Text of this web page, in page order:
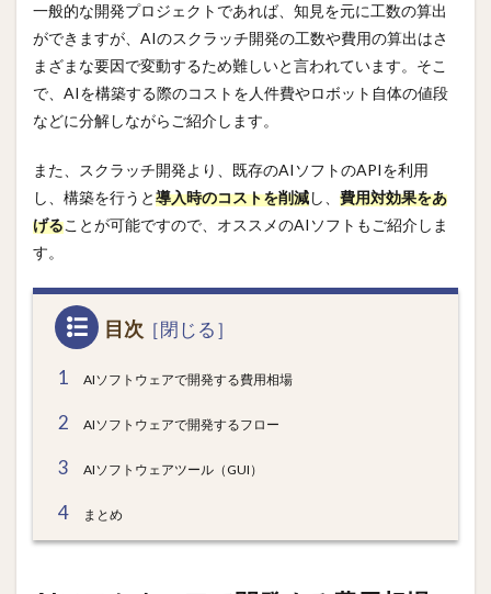
一般的な開発プロジェクトであれば、知見を元に工数の算出
ができますが、AIのスクラッチ開発の工数や費用の算出はさ
まざまな要因で変動するため難しいと言われています。そこ
で、AIを構築する際のコストを人件費やロボット自体の値段
などに分解しながらご紹介します。
また、スクラッチ開発より、既存のAIソフトのAPIを利用
し、構築を行うと導入時のコストを削減し、 費用対効果をあ
げることが可能ですので、オススメのAIソフトもご紹介しま
す。
目次
1 AIソフトウェアで開発する費用相場
2 AIソフトウェアで開発するフロー
3 AIソフトウェアツール（GUI）
4 まとめ